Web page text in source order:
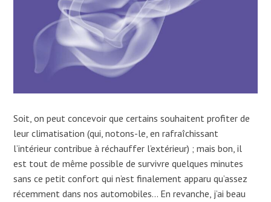
Soit, on peut concevoir que certains souhaitent profiter de
leur climatisation (qui, notons-le, en rafraîchissant
l’intérieur contribue à réchauffer l’extérieur) ; mais bon, il
est tout de même possible de survivre quelques minutes
sans ce petit confort qui n’est finalement apparu qu’assez
récemment dans nos automobiles… En revanche, j’ai beau